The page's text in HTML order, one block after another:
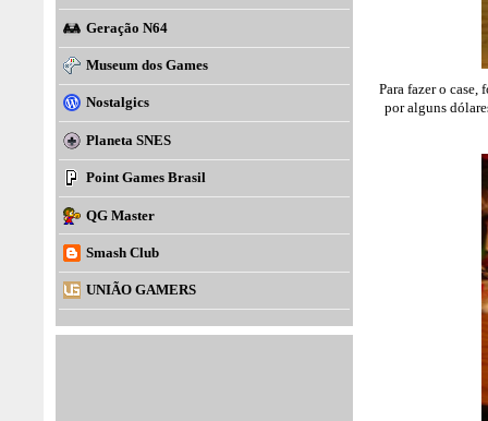
Para fazer o case,
por alguns
Geração N64
Museum dos Games
Nostalgics
Planeta SNES
Point Games Brasil
QG Master
Smash Club
UNIÃO GAMERS